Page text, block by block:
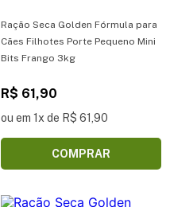
Ração Seca Golden Fórmula para
Cães Filhotes Porte Pequeno Mini
Bits Frango 3kg
R$ 61,90
ou em 1x de R$ 61,90
COMPRAR